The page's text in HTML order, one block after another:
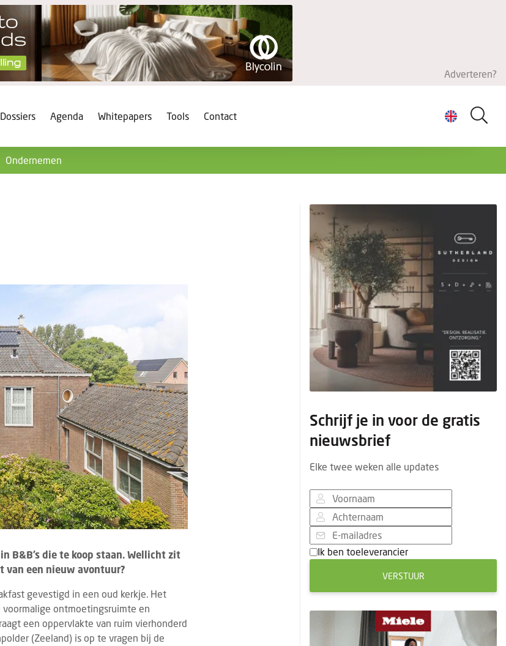
Adverteren?
Dossiers Agenda Whitepapers Tools Contact
Ondernemen
B&B’s die te koop staan. Wellicht zit
van een nieuw avontuur?
gevestigd in een oud kerkje. Het
voormalige ontmoetingsruimte en
een oppervlakte van ruim vierhonderd
(Zeeland) is op te vragen bij de
Schrijf je in voor de gratis
nieuwsbrief
Elke twee weken alle updates
Ik ben toeleverancier
VERSTUUR